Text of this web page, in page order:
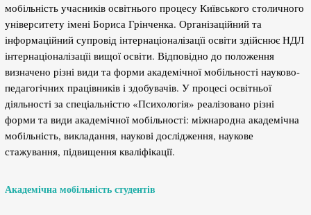
мобільність учасників освітнього процесу Київського столичного
університету імені Бориса Грінченка. Організаційний та
інформаційний супровід інтернаціоналізацїі освіти здійснює НДЛ
інтернаціоналізацїі вищої освіти. Відповідно до положення
визначено різні види та форми академічної мобільності науково-
педагогічних працівників і здобувачів. У процесі освітньої
діяльності за спеціальністю «Психологія» реалізовано різні
форми та види академічної мобільності: міжнародна академічна
мобільність, викладання, наукові дослідження, наукове
стажування, підвищення кваліфікації.
Академічна мобільність студентів